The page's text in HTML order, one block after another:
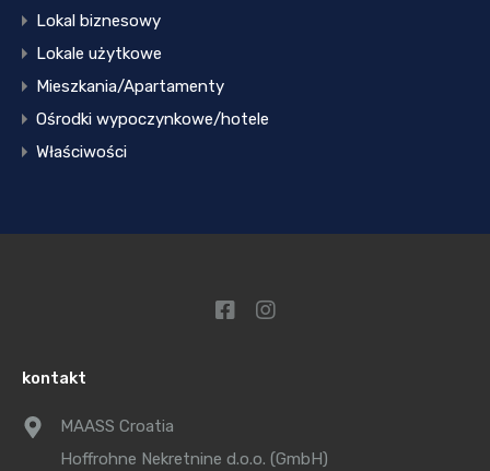
Lokal biznesowy
Lokale użytkowe
Mieszkania/Apartamenty
Ośrodki wypoczynkowe/hotele
Właściwości
kontakt
MAASS Croatia
Hoffrohne Nekretnine d.o.o. (GmbH)